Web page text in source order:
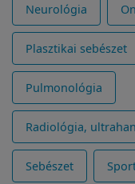
Neurológia
Plasztikai sebészet
Pulmonológia
Radiológia,
Sebészet